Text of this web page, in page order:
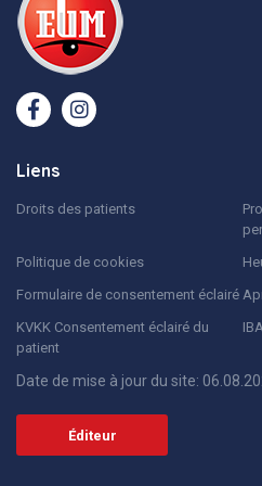
Liens
Droits des patients
Politique de cookies
Formulaire de consentement éclairé
KVKK Consentement éclairé du
patient
Date de mise à jour du site:
Éditeur